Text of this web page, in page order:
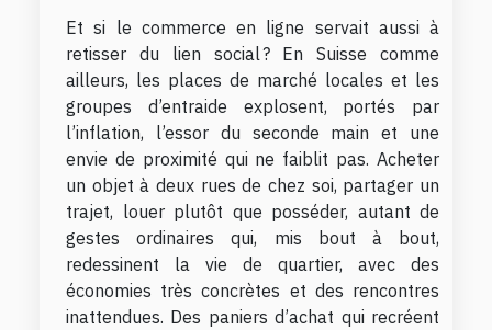
Et si le commerce en ligne servait aussi à
retisser du lien social ? En Suisse comme
ailleurs, les places de marché locales et les
groupes d’entraide explosent, portés par
l’inflation, l’essor du seconde main et une
envie de proximité qui ne faiblit pas. Acheter
un objet à deux rues de chez soi, partager un
trajet, louer plutôt que posséder, autant de
gestes ordinaires qui, mis bout à bout,
redessinent la vie de quartier, avec des
économies très concrètes et des rencontres
inattendues. Des paniers d’achat qui recréent